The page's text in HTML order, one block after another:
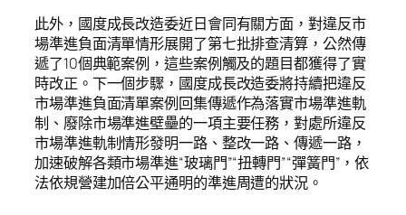
此外，國度成長改造委近日會同有關方面，對違反市
場準進負面清單情形展開了第七批排查清算，公然傳
遞了10個典範案例，這些案例觸及的題目都獲得了實
時改正。下一個步驟，國度成長改造委將持續把違反
市場準進負面清單案例回集傳遞作為落實市場準進軌
制、廢除市場準進壁壘的一項主要任務，對處所違反
市場準進軌制情形發明一路、整改一路、傳遞一路，
加速破解各類市場準進“玻璃門”“扭轉門”“彈簧門”，依
法依規營建加倍公平通明的準進周遭的狀況。